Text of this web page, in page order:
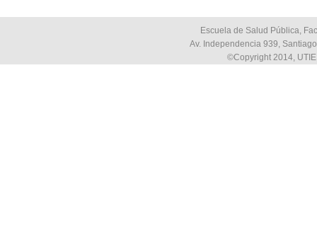
Escuela de Salud Pública,
Av. Independencia 939,
©Copyright 2014,